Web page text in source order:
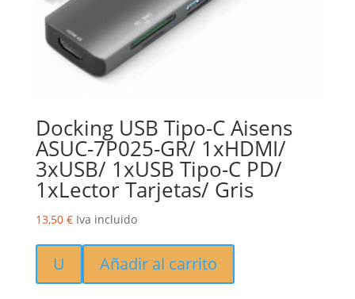
Docking USB Tipo-C Aisens
ASUC-7P025-GR/ 1xHDMI/
3xUSB/ 1xUSB Tipo-C PD/
1xLector Tarjetas/ Gris
13,50 € Iva incluido
U Añadir al carrito